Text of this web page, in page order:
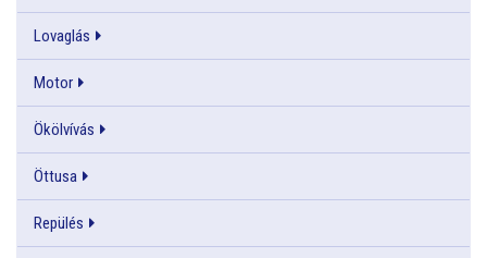
Lovaglás
Motor
Ökölvívás
Öttusa
Repülés